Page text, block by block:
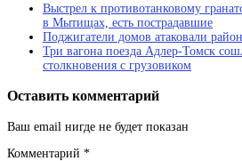
Выстрел к противотанковому
в Мытищах, есть пострадавшие
Поджигатели домов атаковали
Три вагона поезда Адлер-Томск
столкновения с грузовиком
Оставить комментарий
Ваш email нигде не будет показан
Комментарий *